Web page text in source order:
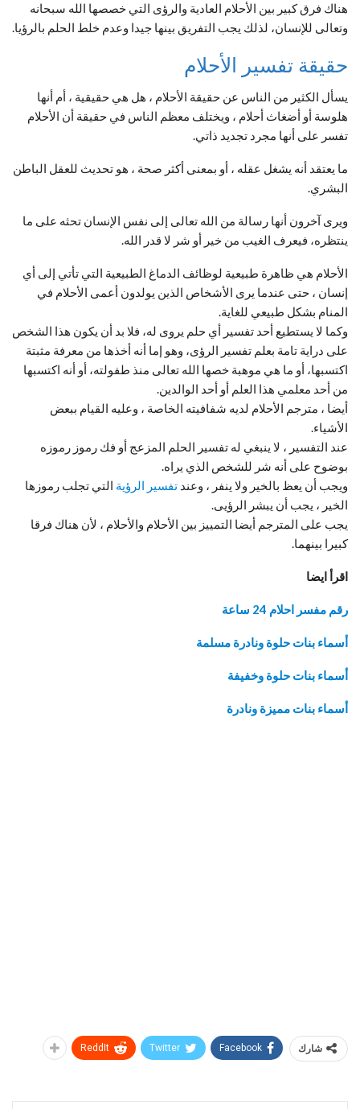
هناك فرق كبير بين الأحلام العادية والرؤى التي خصصها الله سبحانه
وتعالى للإنسان، لذلك يجب التفريق بينها جيدا وعدم خلط الحلم بالرؤيا.
حقيقة تفسير الأحلام
يسأل الكثير من الناس عن حقيقة الأحلام ، هل هي حقيقية ، أم أنها
هلوسة أو أضغاث أحلام ، ويختلف معظم الناس في حقيقة أن الأحلام
تفسر على أنها مجرد تجديد ذاتي.
ما يعتقد أنه يشغل عقله ، أو بمعنى أكثر صحة ، هو تحديث للعقل الباطن
البشري.
ويرى آخرون أنها رسالة من الله تعالى إلى نفس الإنسان تحثه على ما
ينتظره، فيعرف الغيب من خير أو شر لا قدر الله.
الأحلام هي ظاهرة طبيعية لوظائف الدماغ الطبيعية التي تأتي إلى أي
إنسان ، حتى عندما يرى الأشخاص الذين يولدون أعمى الأحلام في
المنام بشكل طبيعي للغاية.
وكما لا يستطيع أحد تفسير أي حلم يروى له، فلا بد أن يكون هذا الشخص
على دراية تامة بعلم تفسير الرؤى، وهو إما أنه أخذها من معرفة مثبتة
اكتسبها، أو ما هي موهبة خصها الله تعالى منذ طفولته، أو أنه اكتسبها
من أحد معلمي هذا العلم أو أحد الوالدين.
أيضا ، مترجم الأحلام لديه شفافيته الخاصة ، وعليه القيام ببعض
الأشياء.
عند التفسير ، لا ينبغي له تفسير الحلم المزعج أو فك رموز رموزه
بوضوح على أنه شر للشخص الذي يراه.
ويجب أن يعظ بالخير ولا ينفر ، وعند تفسير الرؤية التي تجلب رموزها
الخير ، يجب أن يبشر الرؤيى.
يجب على المترجم أيضا التمييز بين الأحلام والأحلام ، لأن هناك فرقا
كبيرا بينهما.
اقرأ ايضا
رقم مفسر احلام 24 ساعة
أسماء بنات حلوة ونادرة مسلمة
أسماء بنات حلوة وخفيفة
أسماء بنات مميزة ونادرة
شارك Facebook
Twitter
ReddIt